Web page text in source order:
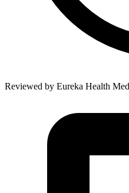
Reviewed by Eureka Health